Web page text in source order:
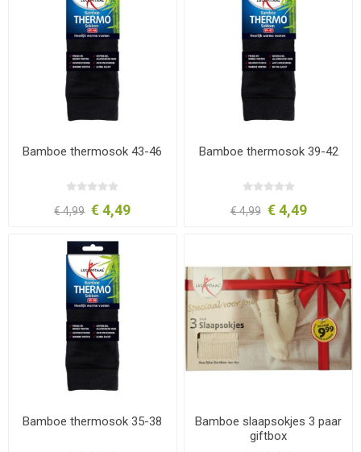
Bamboe thermosok 43-46
€ 4,99 € 4,49
Bamboe thermosok 39-42
€ 4,99 € 4,49
Bamboe thermosok 35-38
Bamboe slaapsokjes 3 paar
giftbox